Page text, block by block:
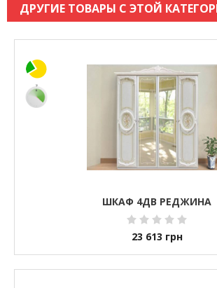
ДРУГИЕ ТОВАРЫ С ЭТОЙ
ШКАФ 4ДВ РЕДЖИНА
23 613 грн